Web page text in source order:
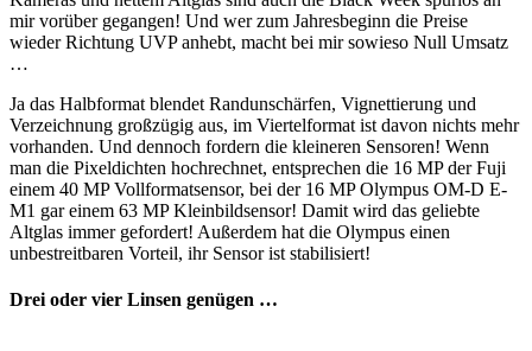
mir vorüber gegangen! Und wer zum Jahresbeginn die Preise
wieder Richtung UVP anhebt, macht bei mir sowieso Null Umsatz
…
Ja das Halbformat blendet Randunschärfen, Vignettierung und
Verzeichnung großzügig aus, im Viertelformat ist davon nichts mehr
vorhanden. Und dennoch fordern die kleineren Sensoren! Wenn
man die Pixeldichten hochrechnet, entsprechen die 16 MP der Fuji
einem 40 MP Vollformatsensor, bei der 16 MP Olympus OM-D E-
M1 gar einem 63 MP Kleinbildsensor! Damit wird das geliebte
Altglas immer gefordert! Außerdem hat die Olympus einen
unbestreitbaren Vorteil, ihr Sensor ist stabilisiert!
Drei oder vier Linsen genügen …